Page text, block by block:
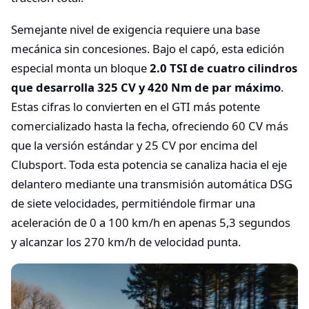
Semejante nivel de exigencia requiere una base
mecánica sin concesiones. Bajo el capó, esta edición
especial monta un bloque2.0 TSI de cuatro cilindros
que desarrolla 325 CV y 420 Nm de par máximo.
Estas cifras lo convierten en el GTI más potente
comercializado hasta la fecha, ofreciendo 60 CV más
que la versión estándar y 25 CV por encima del
Clubsport. Toda esta potencia se canaliza hacia el eje
delantero mediante una transmisión automática DSG
de siete velocidades, permitiéndole firmar una
aceleración de 0 a 100 km/h en apenas 5,3 segundos
y alcanzar los 270 km/h de velocidad punta.